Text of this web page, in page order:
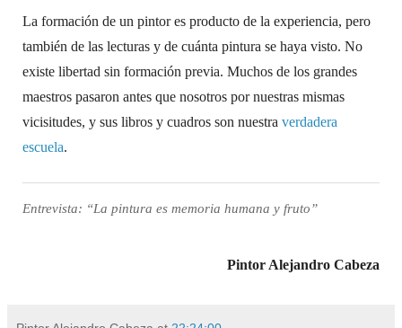
La formación de un pintor es producto de la experiencia, pero
también de las lecturas y de cuánta pintura se haya visto. No
existe libertad sin formación previa. Muchos de los grandes
maestros pasaron antes que nosotros por nuestras mismas
vicisitudes, y sus libros y cuadros son nuestra verdadera
escuela.
Entrevista: “La pintura es memoria humana y fruto”
Pintor Alejandro Cabeza